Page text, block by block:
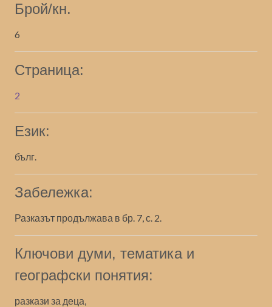
Брой/кн.
6
Страница:
2
Език:
бълг.
Забележка:
Разказът продължава в бр. 7, с. 2.
Ключови думи, тематика и
географски понятия:
разкази за деца,